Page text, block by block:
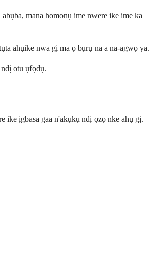
mana homonụ ime nwere ike ime ka
ahụike nwa gị ma ọ bụrụ na a na-agwọ ya.
otu ụfọdụ.
ike ịgbasa gaa n'akụkụ ndị ọzọ nke ahụ gị.